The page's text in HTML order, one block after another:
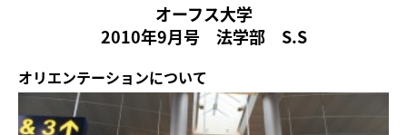
オーフス大学
2010年9月号 法学部 S.S
オリエンテーションについて